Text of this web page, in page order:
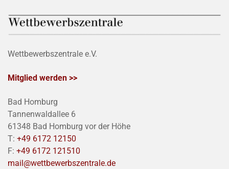
Wettbewerbszentrale e.V.
Mitglied werden >>
Bad Homburg
Tannenwaldallee 6
61348 Bad Homburg vor der Höhe
T: +49 6172 12150
F: +49 6172 121510
mail@wettbewerbszentrale.de